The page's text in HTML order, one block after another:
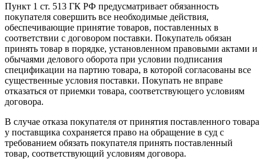
Пункт 1 ст. 513 ГК РФ предусматривает обязанность
покупателя совершить все необходимые действия,
обеспечивающие принятие товаров, поставленных в
соответствии с договором поставки. Покупатель обязан
принять товар в порядке, установленном правовыми актами и
обычаями делового оборота при условии подписания
спецификации на партию товара, в которой согласованы все
существенные условия поставки. Покупать не вправе
отказаться от приемки товара, соответствующего условиям
договора.
В случае отказа покупателя от принятия поставленного товара
у поставщика сохраняется право на обращение в суд с
требованием обязать покупателя принять поставленный
товар, соответствующий условиям договора.